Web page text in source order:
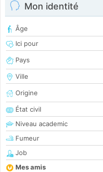
Mon identité
Âge
Ici pour
Pays
Ville
Origine
État civil
Niveau academic
Fumeur
Job
Mes amis